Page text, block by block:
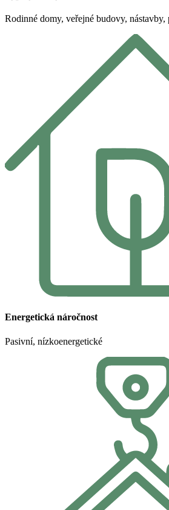
Rodinné domy, veřejné budovy, nástavby,
Energetická náročnost
Pasivní, nízkoenergetické